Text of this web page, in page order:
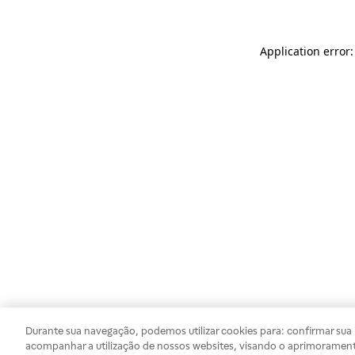
Application
Durante sua navegação, podemos utilizar cookies para: confirmar
acompanhar a utilização de nossos websites, visando o